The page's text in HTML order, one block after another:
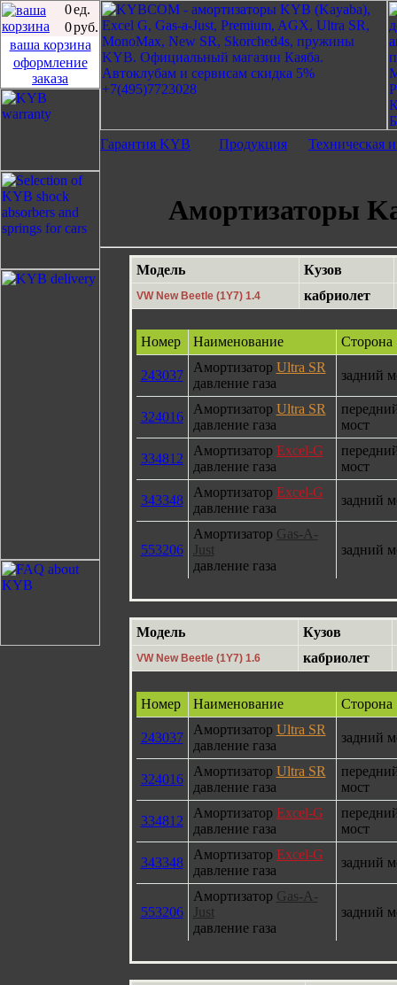
0ед.
0руб.
ваша корзина
оформление
заказа
Гарантия KYB Продукция Техническая
Амортизаторы
Модель Кузов
VW New Beetle (1Y7) 1.4 кабриолет
Номер Наименование Сторона
243037
Амортизатор Ultra SR
давление газа
задний
324016
Амортизатор Ultra SR
давление газа
мост
334812
Амортизатор Excel-G
давление газа
мост
343348
Амортизатор Excel-G
давление газа
задний
553206
Амортизатор Gas-A-
Just
давление газа
задний
Модель Кузов
VW New Beetle (1Y7) 1.6 кабриолет
Номер Наименование Сторона
243037
Амортизатор Ultra SR
давление газа
задний
324016
Амортизатор Ultra SR
давление газа
мост
334812
Амортизатор Excel-G
давление газа
мост
343348
Амортизатор Excel-G
давление газа
задний
553206
Амортизатор Gas-A-
Just
давление газа
задний